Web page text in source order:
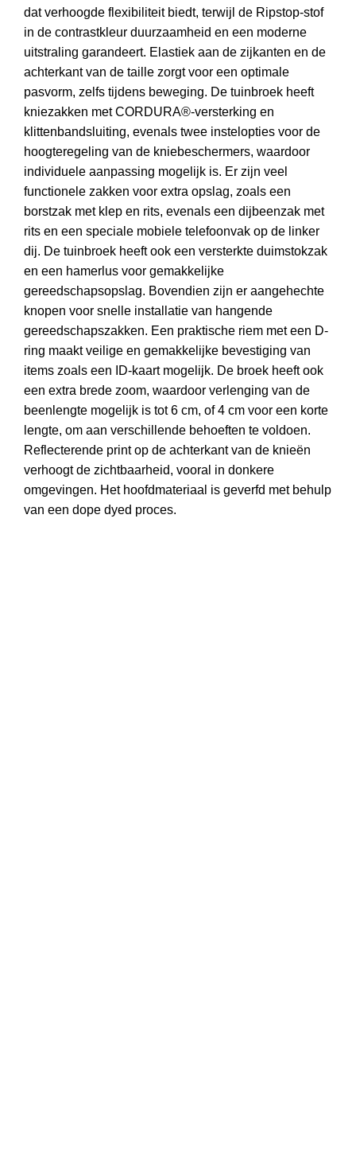
dat verhoogde flexibiliteit biedt, terwijl de Ripstop-stof
in de contrastkleur duurzaamheid en een moderne
uitstraling garandeert. Elastiek aan de zijkanten en de
achterkant van de taille zorgt voor een optimale
pasvorm, zelfs tijdens beweging. De tuinbroek heeft
kniezakken met CORDURA®-versterking en
klittenbandsluiting, evenals twee instelopties voor de
hoogteregeling van de kniebeschermers, waardoor
individuele aanpassing mogelijk is. Er zijn veel
functionele zakken voor extra opslag, zoals een
borstzak met klep en rits, evenals een dijbeenzak met
rits en een speciale mobiele telefoonvak op de linker
dij. De tuinbroek heeft ook een versterkte duimstokzak
en een hamerlus voor gemakkelijke
gereedschapsopslag. Bovendien zijn er aangehechte
knopen voor snelle installatie van hangende
gereedschapszakken. Een praktische riem met een D-
ring maakt veilige en gemakkelijke bevestiging van
items zoals een ID-kaart mogelijk. De broek heeft ook
een extra brede zoom, waardoor verlenging van de
beenlengte mogelijk is tot 6 cm, of 4 cm voor een korte
lengte, om aan verschillende behoeften te voldoen.
Reflecterende print op de achterkant van de knieën
verhoogt de zichtbaarheid, vooral in donkere
omgevingen. Het hoofdmateriaal is geverfd met behulp
van een dope dyed proces.